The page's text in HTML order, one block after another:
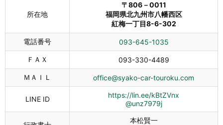
所在地
〒806－0011
福岡県北九州市八幡西区
紅梅一丁目8-6-302
電話番号 093-645-1035
ＦＡＸ 093-330-4489
ＭＡＩＬ office@syako-car-touroku.com
LINE ID
https://lin.ee/kBtZVnx
@unz7979j
本松賢一